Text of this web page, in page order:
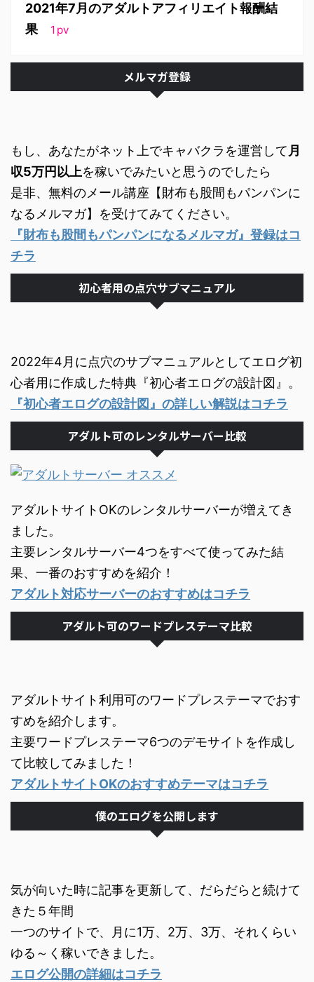
2021年7月のアダルトアフィリエイト報酬結
果
1 pv
メルマガ登録
もし、あなたがネット上でキャバクラを運営して 月
収5万円以上を稼いでみたいと思うのでしたら
是非、無料のメール講座【財布も股間もパンパンに
なるメルマガ】を受けてみてください。
『財布も股間もパンパンになるメルマガ』登録はコ
チラ
初心者用の点穴サブマニュアル
2022年4月に点穴のサブマニュアルとしてエログ初
心者用に作成した特典『初心者エログの設計図』。
『初心者エログの設計図』の詳しい解説はコチラ
アダルト可のレンタルサーバー比較
アダルトサイトOKのレンタルサーバーが増えてき
ました。
主要レンタルサーバー4つをすべて使ってみた結
果、一番のおすすめを紹介！
アダルト対応サーバーのおすすめはコチラ
アダルト可のワードプレステーマ比較
アダルトサイト利用可のワードプレステーマでおす
すめを紹介します。
主要ワードプレステーマ6つのデモサイトを作成し
て比較してみました！
アダルトサイトOKのおすすめテーマはコチラ
僕のエログを公開します
気が向いた時に記事を更新して、だらだらと続けて
きた５年間
一つのサイトで、月に1万、2万、3万、それくらい
ゆる～く稼いできました。
エログ公開の詳細はコチラ